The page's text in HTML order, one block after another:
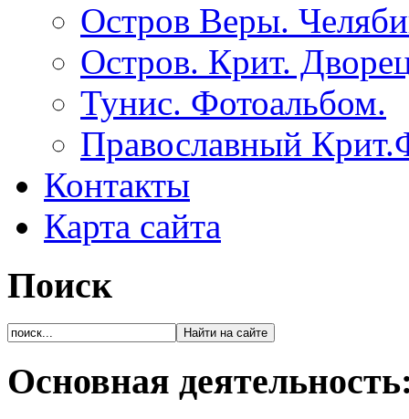
Остров Веры.
Остров. Крит.
Тунис. Фотоальбом.
Православный
Контакты
Карта сайта
Поиск
Основная